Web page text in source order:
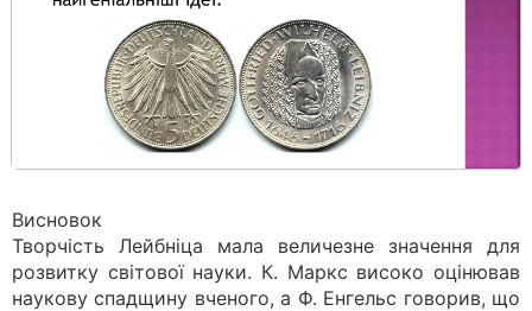
Висновок
Творчість Лейбніца мала величезне значення для
розвитку світової науки. К. Маркс високо оцінював
наукову спадщину вченого, а Ф. Енгельс говорив, що